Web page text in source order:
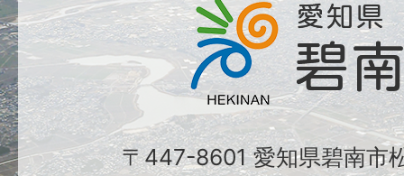
〒447-8601 愛知県碧南市